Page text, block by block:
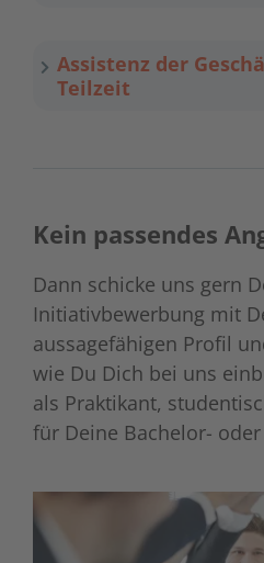
Assistenz der
Teilzeit
Kein passendes
Dann schicke uns gern
Initiativbewerbung mit
aussagefähigen Profil
wie Du Dich bei uns
als Praktikant,
für Deine Bachelor-